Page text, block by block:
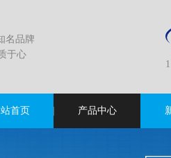
名品牌
于心
首页 产品中心